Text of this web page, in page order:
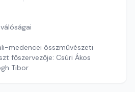
medencei összművészeti
főszervezője: Csúri Ákos
Tibor